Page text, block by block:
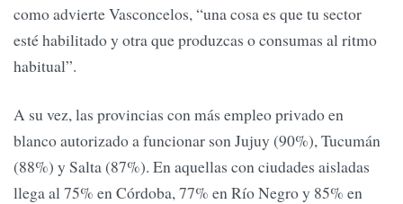
como advierte Vasconcelos, “una cosa es que tu sector
esté habilitado y otra que produzcas o consumas al ritmo
habitual”.
A su vez, las provincias con más empleo privado en
blanco autorizado a funcionar son Jujuy (90%), Tucumán
(88%) y Salta (87%). En aquellas con ciudades aisladas
llega al 75% en Córdoba, 77% en Río Negro y 85% en